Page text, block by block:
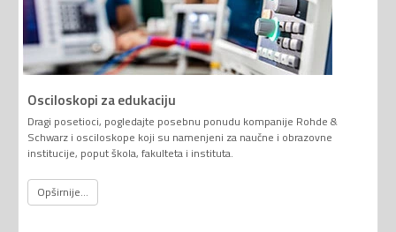
Osciloskopi za edukaciju
Dragi posetioci, pogledajte posebnu ponudu kompanije Rohde &
Schwarz i osciloskope koji su namenjeni za naučne i obrazovne
institucije, poput škola, fakulteta i instituta.
Opširnije...